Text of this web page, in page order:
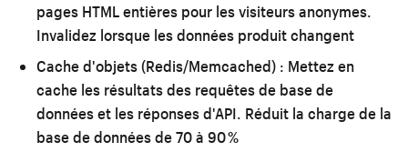
pages HTML entières pour les visiteurs anonymes.
Invalidez lorsque les données produit changent
Cache d'objets (Redis/Memcached) : Mettez en
cache les résultats des requêtes de base de
données et les réponses d'API. Réduit la charge de la
base de données de 70 à 90 %